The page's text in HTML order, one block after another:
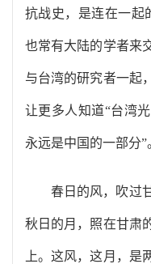
抗战史，是连在一起
也常有大陆的学者来
与台湾的研究者一起
让更多人知道“台湾
永远是中国的一部分”
春日的风，吹过
秋日的月，照在甘肃
上。这风，这月，是